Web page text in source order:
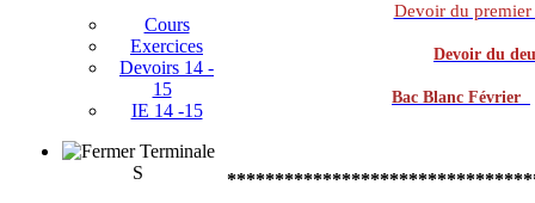
Cours
Exercices
Devoirs 14 -
15
IE 14 -15
Terminale
S
Devoir du premier
Devoir du
Bac Blanc Février